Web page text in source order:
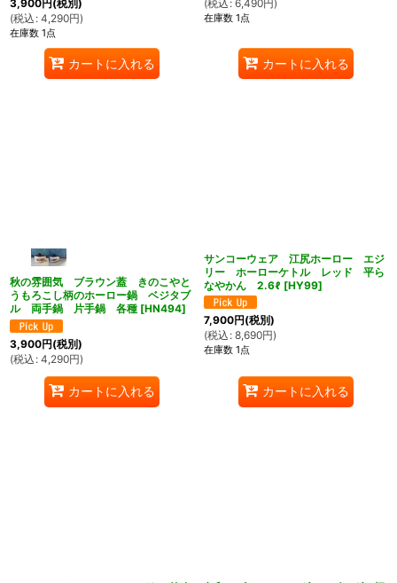
3,900円 (税別)
(税込 : 4,290円)
在庫数 1点
カートに入れる
(税込 : 6,490円 )
在庫数 1点
カートに入れる
秋の雰囲気 ブラウン蓋 きのこやと
うもろこし柄のホーロー鍋 ベジタブ
ル 両手鍋 片手鍋 各種 [HN494]
3,900円(税別)
(税込 : 4,290円)
カートに入れる
サンコーウェア 江尻ホーロー エジ
リー ホーローケトル レッド 平ら
なやかん 2.6ℓ [HY99]
7,900円(税別)
(税込 : 8,690円)
在庫数 1点
カートに入れる